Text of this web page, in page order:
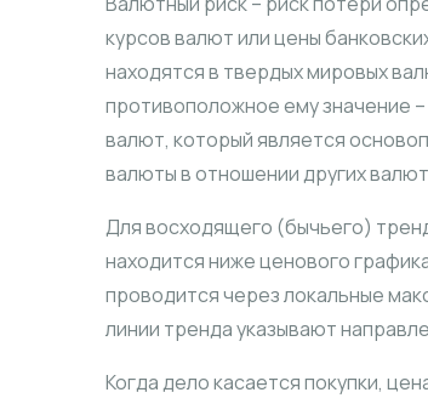
курсов валют или цены
находятся в твердых мировых
противоположное ему значение
валют, который является
валюты в отношении других
Для восходящего (бычьего)
находится ниже ценового
проводится через локальные
линии тренда указывают
Когда дело касается покупки,